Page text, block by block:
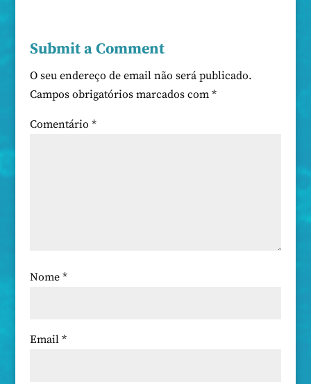
Submit a Comment
O seu endereço de email não será publicado.
Campos obrigatórios marcados com *
Comentário *
Nome *
Email *